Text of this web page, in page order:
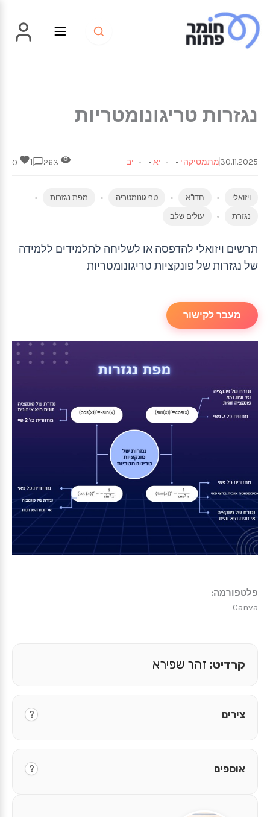
לתוכן
נגזרות טריגונומטריות
30.11.2025מתמטיקהי • יא • יב 1
ויזואלי חדו"א טריגונומטריה מפת נגזרות
נגזרת עולים שלב
תרשים ויזואלי להדפסה או לשליחה לתלמידים ללמידה
של נגזרות של פונקציות טריגונומטריות
מעבר לקישור
פלטפורמה:
Canva
קרדיט: זהר שפירא
צירים ?
אוספים ?